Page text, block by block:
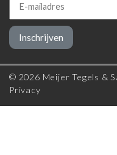
Inschrijven
© 2026 Meijer Tegels &
Privacy